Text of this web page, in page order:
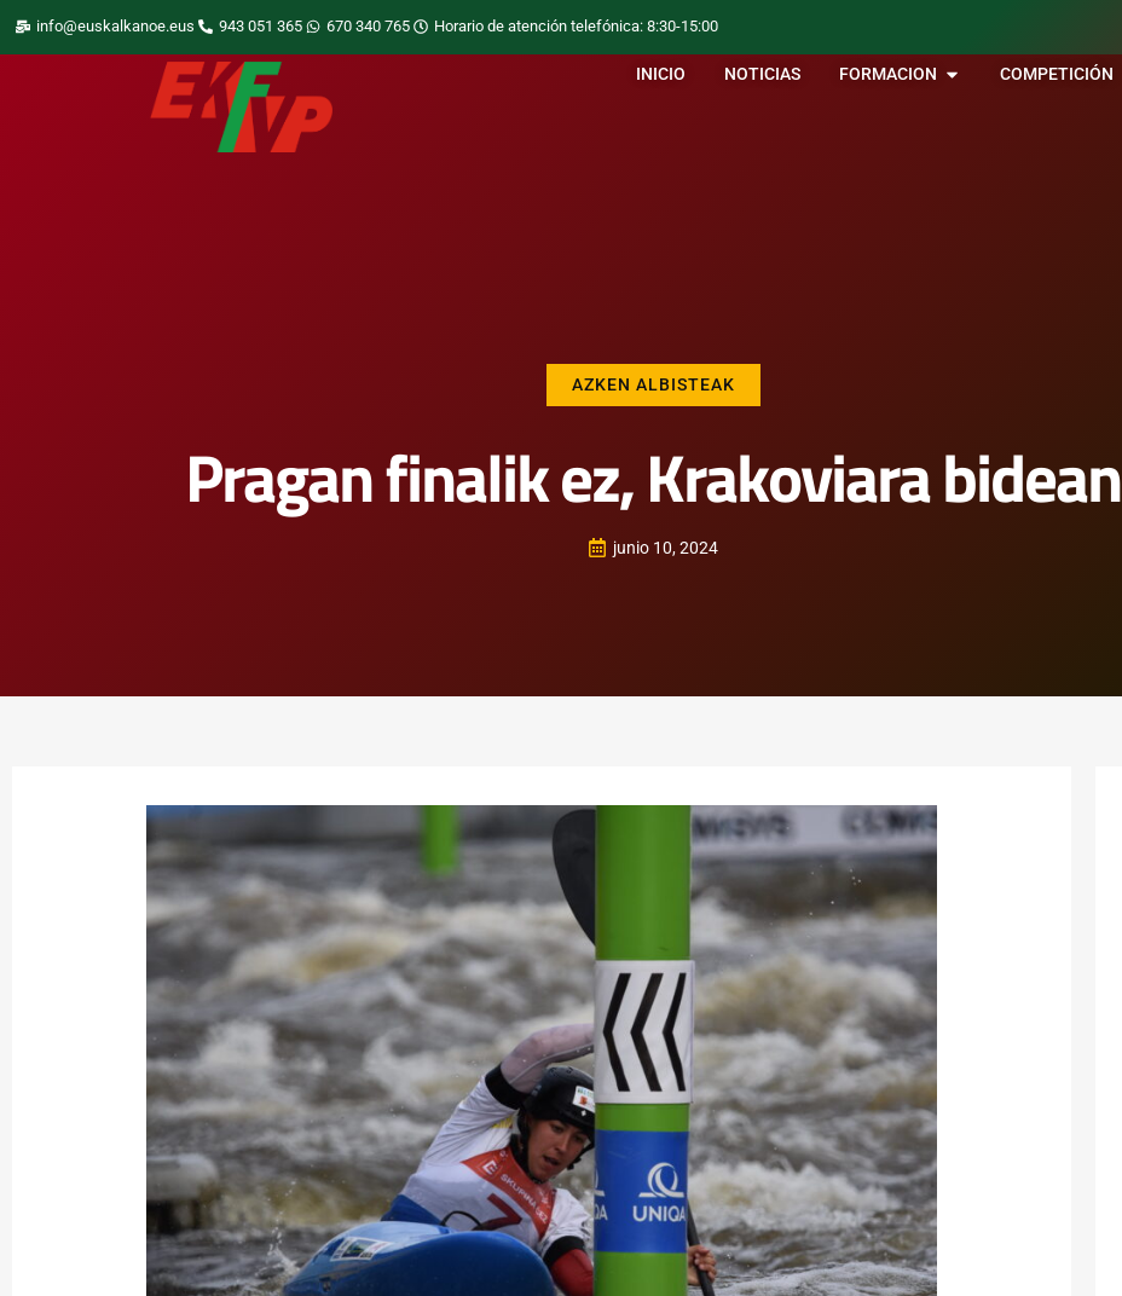
info@euskalkanoe.eus 943 051 365 670 340 765 Horario de atención telefónica: 8:30-15:00
INICIO NOTICIAS FORMACION COMPETICIÓN
AZKEN ALBISTEAK
Pragan finalik ez, Krakoviara bidean
junio 10, 2024